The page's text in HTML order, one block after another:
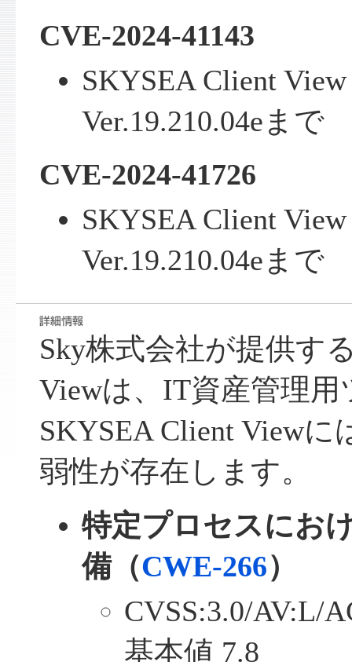
CVE-2024-41143
SKYSEA Client
Ver.19.210.04eまで
CVE-2024-41726
SKYSEA Client
Ver.19.210.04eまで
Sky株式会社が提供す
Viewは、IT資産管理用
SKYSEA Client View
弱性が存在します。
特定プロセスにお
備（CWE-266）
CVSS:3.0/AV:L/
基本値 7.8